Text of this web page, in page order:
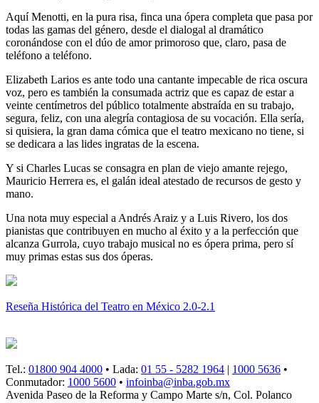
Aquí Menotti, en la pura risa, finca una ópera completa que pasa por
todas las gamas del género, desde el dialogal al dramático
coronándose con el dúo de amor primoroso que, claro, pasa de
teléfono a teléfono.
Elizabeth Larios es ante todo una cantante impecable de rica oscura
voz, pero es también la consumada actriz que es capaz de estar a
veinte centímetros del público totalmente abstraída en su trabajo,
segura, feliz, con una alegría contagiosa de su vocación. Ella sería,
si quisiera, la gran dama cómica que el teatro mexicano no tiene, si
se dedicara a las lides ingratas de la escena.
Y si Charles Lucas se consagra en plan de viejo amante rejego,
Mauricio Herrera es, el galán ideal atestado de recursos de gesto y
mano.
Una nota muy especial a Andrés Araiz y a Luis Rivero, los dos
pianistas que contribuyen en mucho al éxito y a la perfección que
alcanza Gurrola, cuyo trabajo musical no es ópera prima, pero sí
muy primas estas sus dos óperas.
Reseña Histórica del Teatro en México 2.0-2.1
Tel.: 01800 904 4000 • Lada: 01 55 - 5282 1964 | 1000 5636 •
Conmutador: 1000 5600 • infoinba@inba.gob.mx
Avenida Paseo de la Reforma y Campo Marte s/n, Col. Polanco